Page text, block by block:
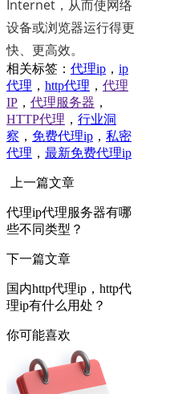
Internet，从而使网络
设备或浏览器运行得更
快、更高效。
相关标签： 代理ip ， ip
代理 ， http代理 ， 代理
IP ， 代理服务器 ，
HTTP代理 ， 行业洞
察 ， 免费代理ip ， 私密
代理 ， 最新免费代理ip
上一篇文章
代理ip代理服务器有哪
些不同类型？
下一篇文章
国内http代理ip，http代
理ip有什么用处？
你可能喜欢